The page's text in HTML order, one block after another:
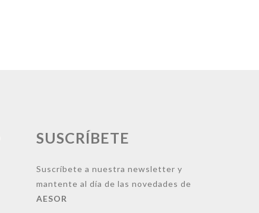
SUSCRÍBETE
Suscríbete a nuestra newsletter y
mantente al día de las novedades de
AESOR